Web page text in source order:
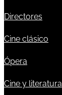
Directores
Cine clásico
Ópera
Cine y literatura